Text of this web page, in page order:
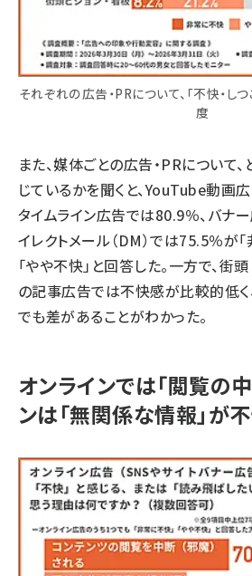
それぞれの広告・PRについて、「不快・し
度
また、媒体ごとの広告・PRについて
じているかを聞くと、YouTube動画
タイムライン広告では80.9％、バナ
イレクトメール（DM）では75.5％が
「やや不快」と回答した。一方で、街
の記事広告では不快感が比較的低く
でも差があることがわかった。
オンラインでは「閲覧の中
ンは「無関係な情報」が